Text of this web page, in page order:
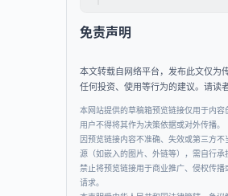
免责声明
本文转载自网络平台，发布此文仅为
任何投资、使用等行为的建议。请读
本网站提供的草稿箱预览链接仅用于内
用户不得将其作为决策依据或对外传播。
因预览链接内容不准确、失效或第三方
源（如嵌入的图片、外链等），需自行承
禁止将预览链接用于商业推广、侵权传
请求。